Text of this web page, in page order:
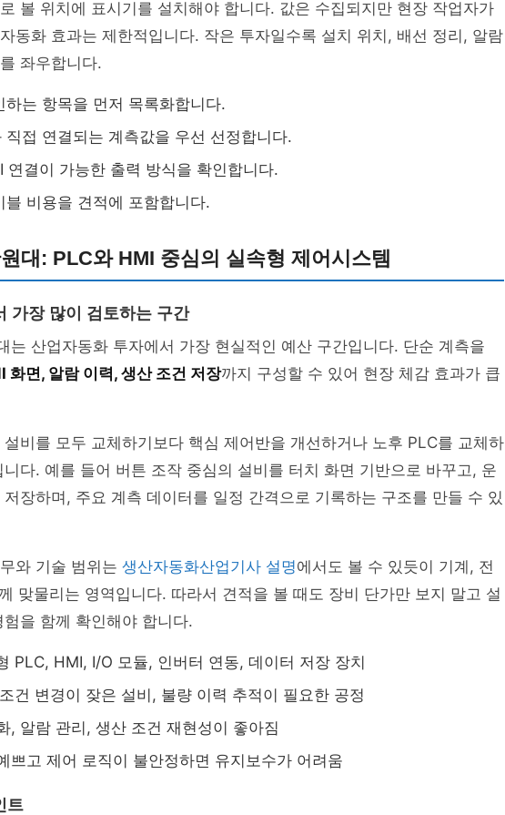
볼 위치에 표시기를 설치해야 합니다. 값은 수집되지만 현장 작업자가
동화 효과는 제한적입니다. 작은 투자일수록 설치 위치, 배선 정리, 알람
좌우합니다.
하는 항목을 먼저 목록화합니다.
직접 연결되는 계측값을 우선 선정합니다.
연결이 가능한 출력 방식을 확인합니다.
블 비용을 견적에 포함합니다.
대: PLC와 HMI 중심의 실속형 제어시스템
가장 많이 검토하는 구간
산업자동화 투자에서 가장 현실적인 예산 구간입니다. 단순 계측을
화면, 알람 이력, 생산 조건 저장까지 구성할 수 있어 현장 체감 효과가 큽
비를 모두 교체하기보다 핵심 제어반을 개선하거나 노후 PLC를 교체하
다. 예를 들어 버튼 조작 중심의 설비를 터치 화면 기반으로 바꾸고, 운
장하며, 주요 계측 데이터를 일정 간격으로 기록하는 구조를 만들 수 있
와 기술 범위는 생산자동화산업기사 설명에서도 볼 수 있듯이 기계, 전
맞물리는 영역입니다. 따라서 견적을 볼 때도 장비 단가만 보지 말고 설
을 함께 확인해야 합니다.
PLC, HMI, I/O 모듈, 인버터 연동, 데이터 저장 장치
건 변경이 잦은 설비, 불량 이력 추적이 필요한 공정
, 알람 관리, 생산 조건 재현성이 좋아짐
쁘고 제어 로직이 불안정하면 유지보수가 어려움
트